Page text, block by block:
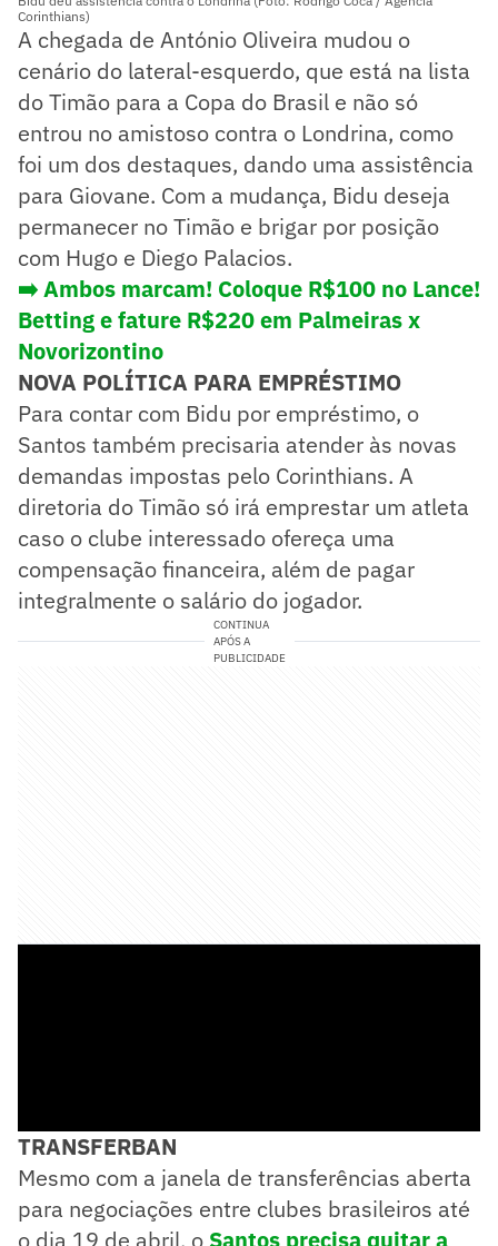
Corinthians)
A chegada de António Oliveira mudou o
cenário do lateral-esquerdo, que está na lista
do Timão para a Copa do Brasil e não só
entrou no amistoso contra o Londrina, como
foi um dos destaques, dando uma assistência
para Giovane. Com a mudança, Bidu deseja
permanecer no Timão e brigar por posição
com Hugo e Diego Palacios.
➡️ Ambos marcam! Coloque R$100 no Lance!
Betting e fature R$220 em Palmeiras x
Novorizontino
NOVA POLÍTICA PARA EMPRÉSTIMO
Para contar com Bidu por empréstimo, o
Santos também precisaria atender às novas
demandas impostas pelo Corinthians. A
diretoria do Timão só irá emprestar um atleta
caso o clube interessado ofereça uma
compensação financeira, além de pagar
integralmente o salário do jogador.
CONTINUA
APÓS A
PUBLICIDADE
TRANSFERBAN
Mesmo com a janela de transferências aberta
para negociações entre clubes brasileiros até